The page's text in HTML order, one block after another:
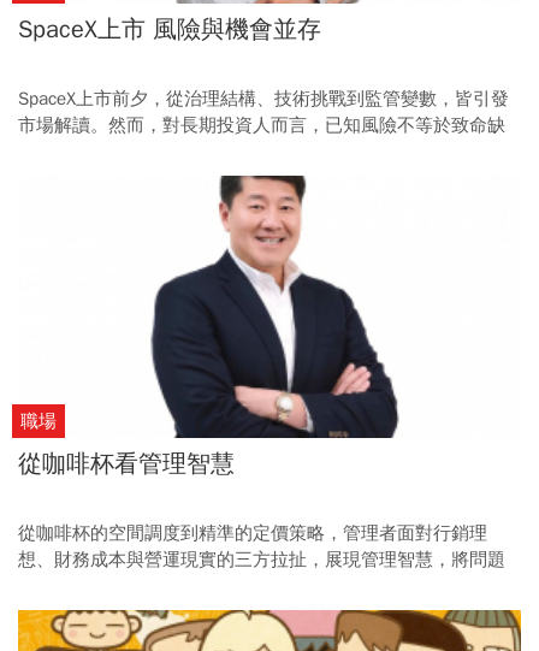
SpaceX上市 風險與機會並存
SpaceX上市前夕，從治理結構、技術挑戰到監管變數，皆引發
市場解讀。然而，對長期投資人而言，已知風險不等於致命缺
職場
從咖啡杯看管理智慧
從咖啡杯的空間調度到精準的定價策略，管理者面對行銷理
想、財務成本與營運現實的三方拉扯，展現管理智慧，將問題